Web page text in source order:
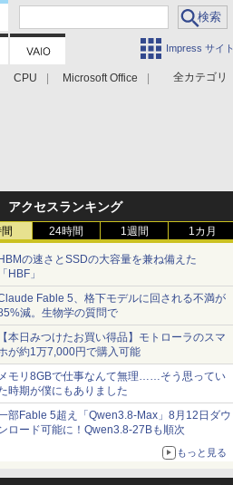
Impress サイト
全カテゴリ
CPU Microsoft Office
アクセスランキング
24時間 1週間 1カ月
の速さとSSDの大容量を兼ね備えた
HBF」
Fable 5、格下モデルに回される不満が
減。生物学の質問で
本日みつけたお買い得品】モトローラのスマ
が約1万7,000円で購入可能
モリ8GBで仕事なんて無理……そう思ってい
時期が僕にもありました
部Fable 5超え「Qwen3.8-Max」8月12日ダウ
ロード可能に！Qwen3.8-27Bも順次
もっと見る